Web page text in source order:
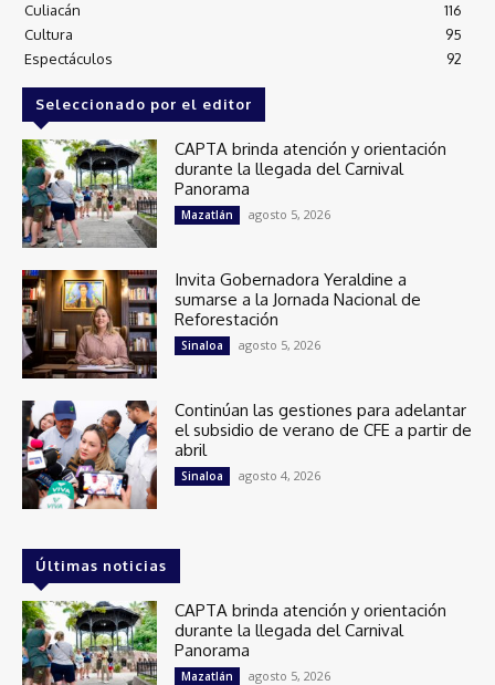
Culiacán
116
Cultura
95
Espectáculos
92
Seleccionado por el editor
CAPTA brinda atención y orientación
durante la llegada del Carnival
Panorama
Mazatlán agosto 5, 2026
Invita Gobernadora Yeraldine a
sumarse a la Jornada Nacional de
Reforestación
Sinaloa agosto 5, 2026
Continúan las gestiones para adelantar
el subsidio de verano de CFE a partir de
abril
Sinaloa agosto 4, 2026
Últimas noticias
CAPTA brinda atención y orientación
durante la llegada del Carnival
Panorama
Mazatlán agosto 5, 2026